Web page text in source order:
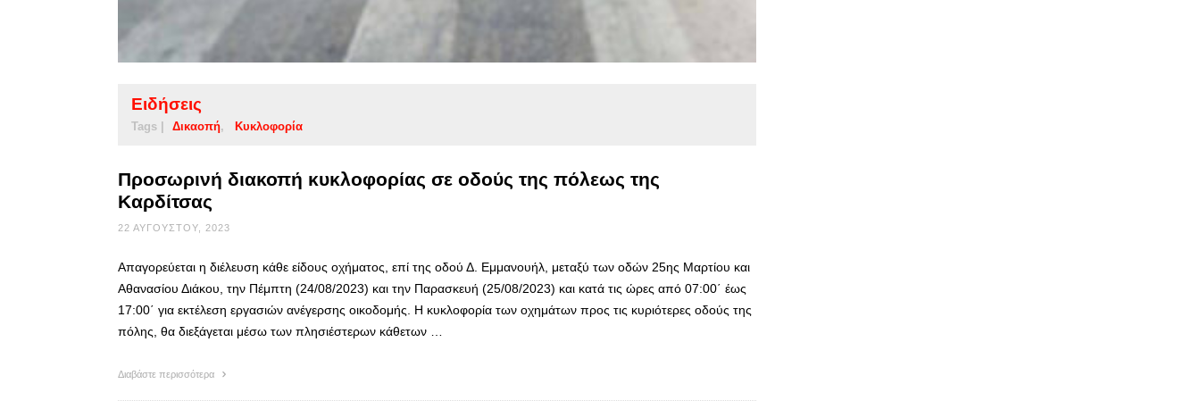
Ειδήσεις
Tags | Δικαοπή Κυκλοφορία
Προσωρινή διακοπή κυκλοφορίας σε οδούς της πόλεως της
Καρδίτσας
22 ΑΥΓΟΎΣΤΟΥ, 2023
Απαγορεύεται η διέλευση κάθε είδους οχήματος, επί της οδού Δ. Εμμανουήλ, μεταξύ των οδών 25ης Μαρτίου και
Αθανασίου Διάκου, την Πέμπτη (24/08/2023) και την Παρασκευή (25/08/2023) και κατά τις ώρες από 07:00΄ έως
17:00΄ για εκτέλεση εργασιών ανέγερσης οικοδομής. Η κυκλοφορία των οχημάτων προς τις κυριότερες οδούς της
πόλης, θα διεξάγεται μέσω των πλησιέστερων κάθετων …
Διαβάστε περισσότερα